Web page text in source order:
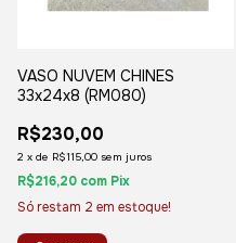
VASO NUVEM CHINES
33x24x8 (RM080)
R$230,00
2 x de R$115,00 sem juros
R$216,20 com Pix
Só restam 2 em estoque!